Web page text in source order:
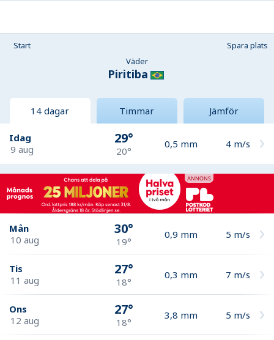
Start
Spara plats
Väder
Piritiba
14 dagar Timmar Jämför
Idag
9 aug
29°
20°
0,5 mm 4 m/s
Mån
10 aug
30°
19°
0,9 mm 5 m/s
Tis
11 aug
27°
18°
0,3 mm 7 m/s
Ons
12 aug
27°
18°
3,8 mm 5 m/s